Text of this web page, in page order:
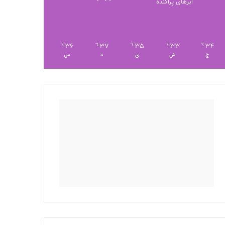
ابرهای پراکنده
34
℃
ج
33
℃
ش
35
℃
ی
37
℃
د
36
℃
س